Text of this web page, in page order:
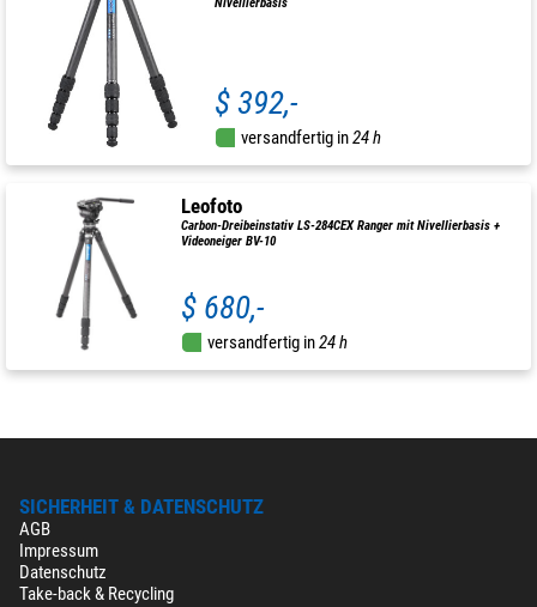
$ 392,-
versandfertig in24 h
Leofoto
Carbon-Dreibeinstativ LS-284CEX Ranger mit Nivellierbasis +
Videoneiger BV-10
$ 680,-
versandfertig in24 h
SICHERHEIT & DATENSCHUTZ
AGB
Impressum
Datenschutz
Take-back & Recycling